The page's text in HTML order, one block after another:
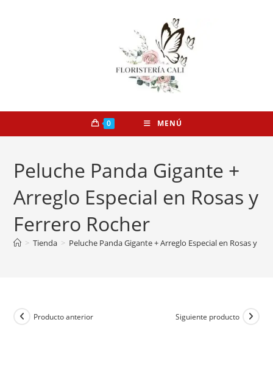
0 MENÚ
Peluche Panda Gigante +
Arreglo Especial en Rosas y
Ferrero Rocher
> Tienda > Peluche Panda Gigante + Arreglo Especial en Rosas y
Producto anterior Siguiente producto